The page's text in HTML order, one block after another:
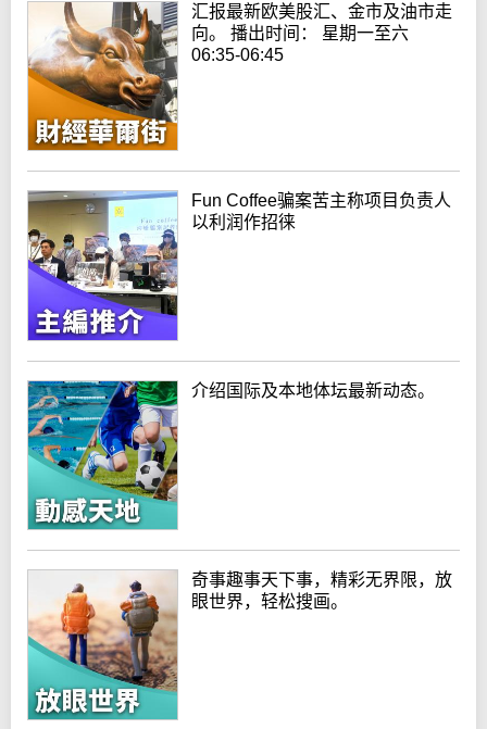
汇报最新欧美股汇、金市及油市走
向。 播出时间： 星期一至六
06:35-06:45
Fun Coffee骗案苦主称项目负责人
以利润作招徕
介绍国际及本地体坛最新动态。
奇事趣事天下事，精彩无界限，放
眼世界，轻松搜画。